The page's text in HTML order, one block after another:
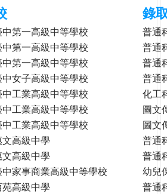
錄
第一高級中等學校
普通
第一高級中等學校
普通
第一高級中等學校
普通
女子高級中等學校
普通
工業高級中等學校
化工
工業高級中等學校
圖文
工業高級中等學校
圖文
高級中學
普通
高級中學
普通
家事商業高級中等學校
幼兒
高級中學
普通